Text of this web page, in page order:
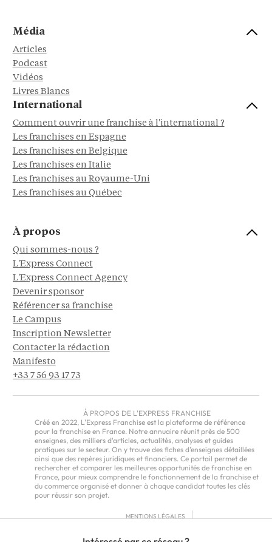
Média
Articles
Podcast
Vidéos
Livres Blancs
International
Comment ouvrir une franchise à l'international ?
Les franchises en Espagne
Les franchises en Belgique
Les franchises en Italie
Les franchises au Royaume-Uni
Les franchises au Québec
À propos
Qui sommes-nous ?
L'Express Connect
L'Express Connect Agency
Devenir sponsor
Référencer sa franchise
Le Campus
Inscription Newsletter
Contacter la rédaction
Manifesto
+33 7 56 93 17 73
À PROPOS DE L'EXPRESS FRANCHISE
Créé en 2022, L'Express Franchise est la plateforme de référence
pour la franchise en France. Notre annuaire réunit près de 500
enseignes, des milliers d'articles, actualités, analyses et guides
pratiques sur le secteur. On y trouve des fiches d'enseignes détaillées
ainsi que des repères juridiques et financiers. Ce portail permet de
rechercher et comparer les meilleures opportunités de franchise en
France, pour mieux comprendre le fonctionnement de la franchise et
du commerce organisé et donner à chaque candidat toutes les clés
pour réussir son projet.
MENTIONS LÉGALES